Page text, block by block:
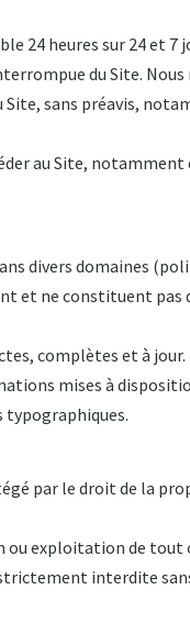
24 heures sur 24 et 7
du Site. Nous
sans préavis,
au Site,
divers domaines
et ne constituent pas
complètes et à
mises à
typographiques.
par le droit de la
exploitation de tout
interdite